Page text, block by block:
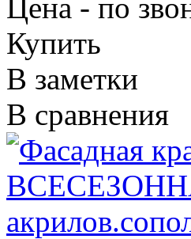
Цена - по
Купить
В заметки
В сравнения